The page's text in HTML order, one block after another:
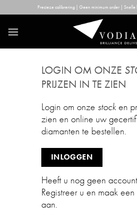
to
content
Precieze calibrering | Geen minimum order | Snelle
LOGIN OM ONZE
PRIJZEN IN TE ZIEN
Login om onze stock en
zien en online uw
diamanten te bestellen.
INLOGGEN
Heeft u nog geen
Registreer u en maak
aan.